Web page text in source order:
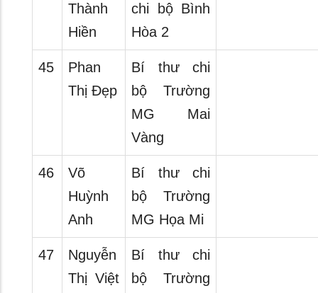
Thành
Hiền
chi bộ Bình
Hòa 2
45
Phan
Thị Đẹp
Bí thư chi
bộ Trường
MG Mai
Vàng
46
Võ
Huỳnh
Anh
Bí thư chi
bộ Trường
MG Họa Mi
47
Nguyễn
Thị Việt
Bí thư chi
bộ Trường